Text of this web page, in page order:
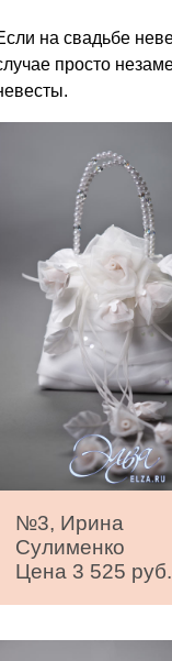
на свадьбе
просто
№3, Ирина
Сулименко
Цена 3 525 руб.